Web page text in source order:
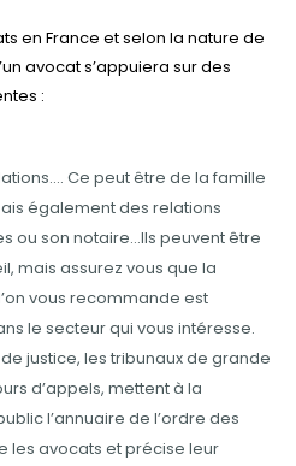
en France et selon la nature de
avocat s’appuiera sur des
:
Ce peut être de la famille
également des relations
ou son notaire…Ils peuvent être
mais assurez vous que la
vous recommande est
le secteur qui vous intéresse.
justice, les tribunaux de grande
d’appels, mettent à la
l’annuaire de l’ordre des
les avocats et précise leur